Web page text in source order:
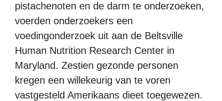
pistachenoten en de darm te onderzoeken,
voerden onderzoekers een
voedingonderzoek uit aan de Beltsville
Human Nutrition Research Center in
Maryland. Zestien gezonde personen
kregen een willekeurig van te voren
vastgesteld Amerikaans dieet toegewezen.